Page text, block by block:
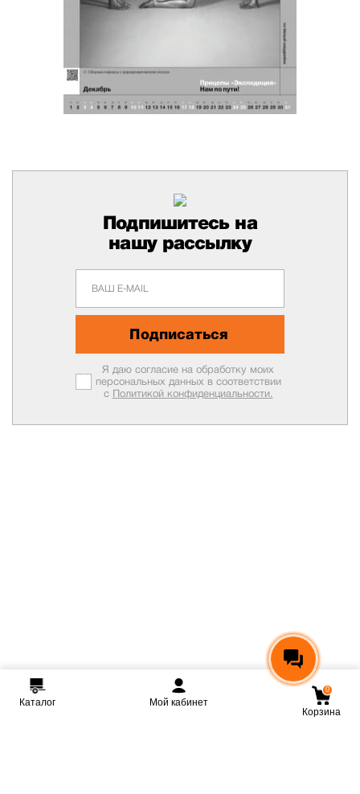
Подпишитесь на
нашу рассылку
Подписаться
Я даю согласие на обработку моих
персональных данных в соответствии
с Политикой конфиденциальности.
Каталог Мой кабинет
0
Корзина